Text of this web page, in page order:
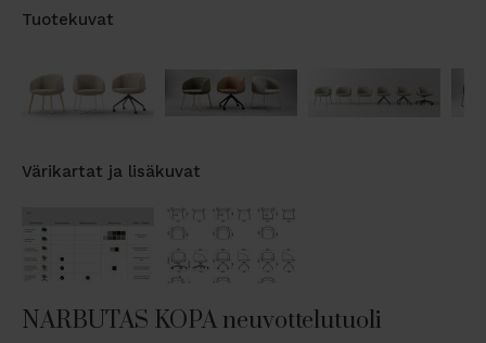
Tuotekuvat
Värikartat ja lisäkuvat
NARBUTAS KOPA neuvottelutuoli